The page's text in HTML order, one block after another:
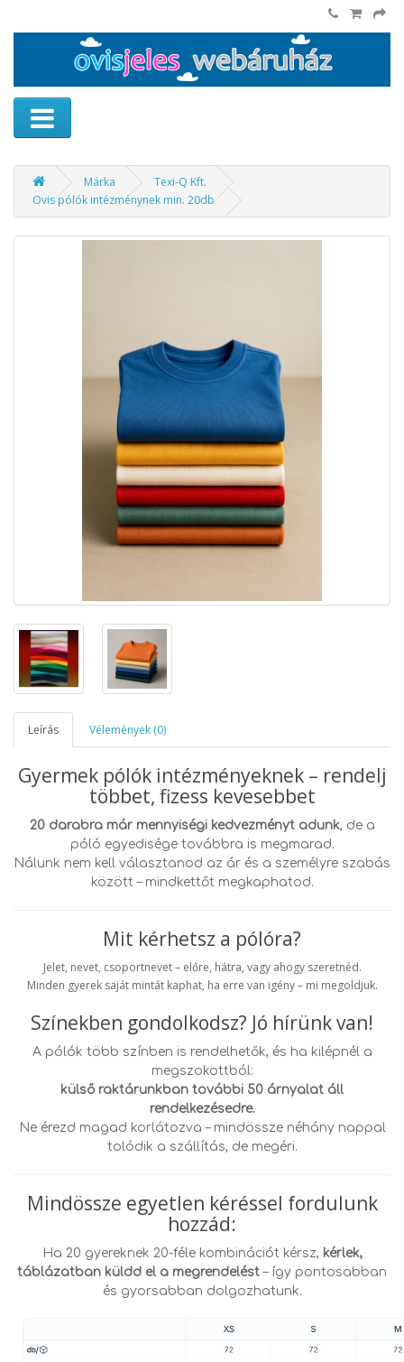
Márka
Texi-Q Kft.
Ovis pólók intézménynek min. 20db
Leírás Vélemények (0)
Gyermek pólók intézményeknek – rendelj
többet, fizess kevesebbet
20 darabra már mennyiségi kedvezményt adunk, de a
póló egyedisége továbbra is megmarad.
Nálunk nem kell választanod az ár és a személyre szabás
között – mindkettőt megkaphatod.
Mit kérhetsz a pólóra?
Jelet, nevet, csoportnevet – előre, hátra, vagy ahogy szeretnéd.
Minden gyerek saját mintát kaphat, ha erre van igény – mi megoldjuk.
Színekben gondolkodsz? Jó hírünk van!
A pólók több színben is rendelhetők, és ha kilépnél a
megszokottból:
külső raktárunkban további 50 árnyalat áll
rendelkezésedre.
Ne érezd magad korlátozva – mindössze néhány nappal
tolódik a szállítás, de megéri.
Mindössze egyetlen kéréssel fordulunk
hozzád:
Ha 20 gyereknek 20-féle kombinációt kérsz, kérlek,
táblázatban küldd el a megrendelést – így pontosabban
és gyorsabban dolgozhatunk.